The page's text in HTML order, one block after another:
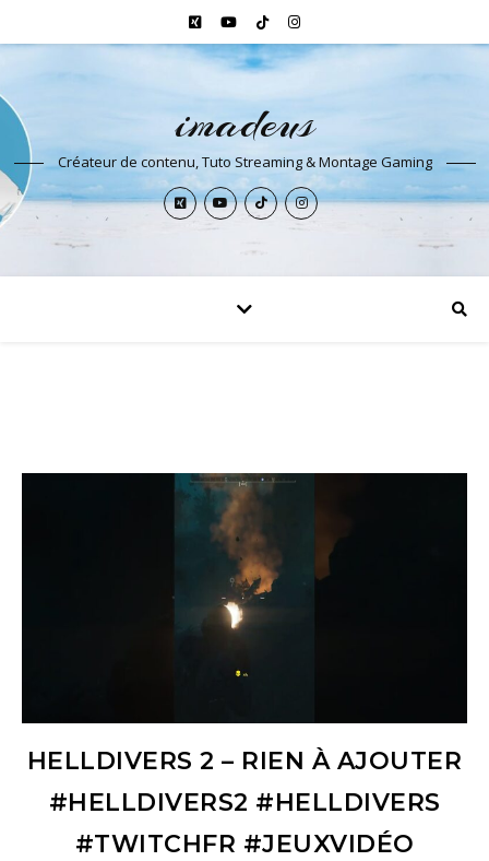
imadeus
Créateur de contenu, Tuto Streaming & Montage Gaming
HELLDIVERS 2 – RIEN À AJOUTER
#HELLDIVERS2 #HELLDIVERS
#TWITCHFR #JEUXVIDÉO